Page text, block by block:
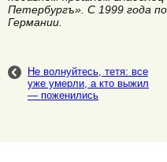
Петербургъ». С 1999 года
Германии.
Не волнуйтесь, тетя: все
уже умерли, а кто выжил
— поженились